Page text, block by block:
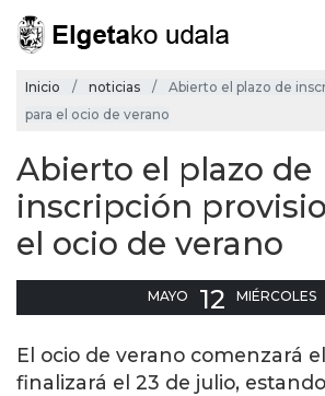
Inicio noticias
Abierto el plazo de
para el ocio de verano
Abierto el plazo de
inscripción
el ocio de verano
MAYO 12 MIÉRCOLES
El ocio de verano comenzará
finalizará el 23 de julio,